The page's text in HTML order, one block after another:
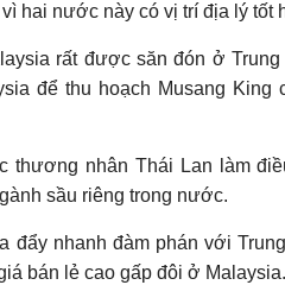
hai nước này có vị trí địa lý tốt
rất được săn đón ở
để thu hoạch Musang
thương nhân Thái Lan làm
sầu riêng trong nước.
đẩy nhanh đàm phán với
bán lẻ cao gấp đôi ở Malaysia.